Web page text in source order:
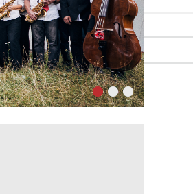
Aktuelles
Termine
Bildergalerie